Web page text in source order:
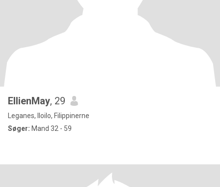
EllienMay, 29
Leganes, Iloilo, Filippinerne
Søger: Mand 32 - 59